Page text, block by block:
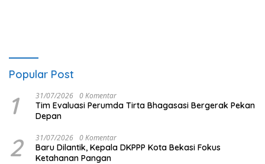
Popular Post
1 31/07/2026 0 Komentar
Tim Evaluasi Perumda Tirta Bhagasasi Bergerak Pekan
Depan
2 31/07/2026 0 Komentar
Baru Dilantik, Kepala DKPPP Kota Bekasi Fokus
Ketahanan Pangan